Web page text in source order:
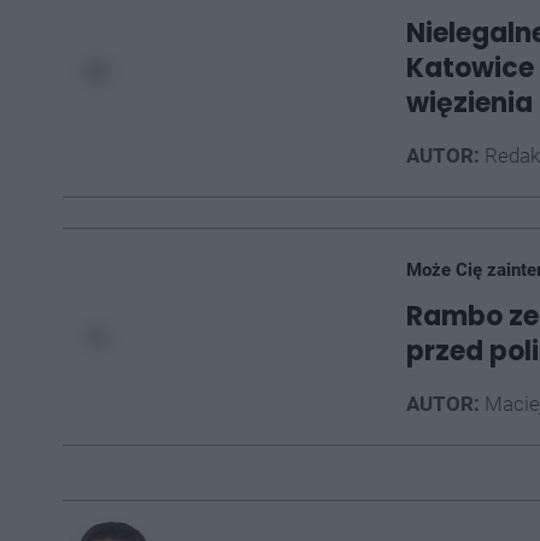
więzienia
AUTOR:
Może Cię
Rambo
przed
AUTOR: